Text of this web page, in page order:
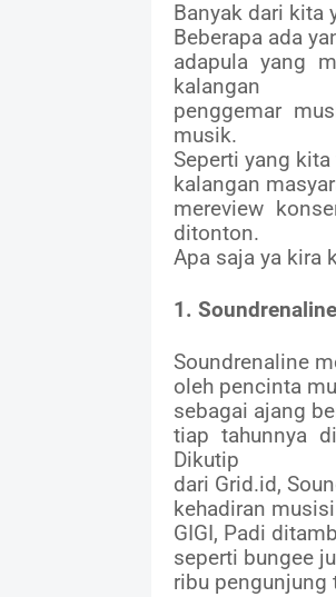
Banyak dari kita
Beberapa ada
adapula yang
kalangan
penggemar
musik.
Seperti yang
kalangan
mereview
ditonton.
Apa saja ya kira
1. Soundrenaline
Soundrenaline
oleh pencinta
sebagai ajang
tiap tahunnya
Dikutip
dari Grid.id,
kehadiran
GIGI, Padi
seperti bungee
ribu pengunjung